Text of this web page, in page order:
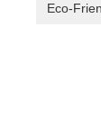
Eco-